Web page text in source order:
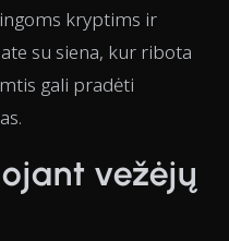
kryptims ir
su siena, kur ribota
gali pradėti
vežėjų